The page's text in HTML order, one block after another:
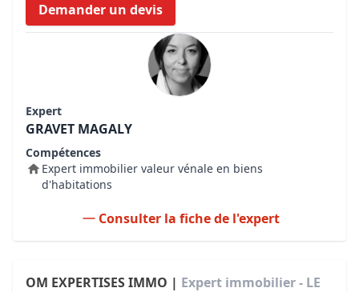
Demander un devis
Expert
GRAVET MAGALY
Compétences
Expert immobilier valeur vénale en biens
d'habitations
Consulter la fiche de l'expert
OM EXPERTISES IMMO | Expert immobilier - LE